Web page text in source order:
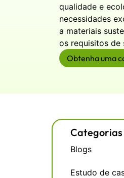
qualidade e
necessidades
a materiais
os requisitos de
Obtenha uma
Categorias
Blogs
Estudo de